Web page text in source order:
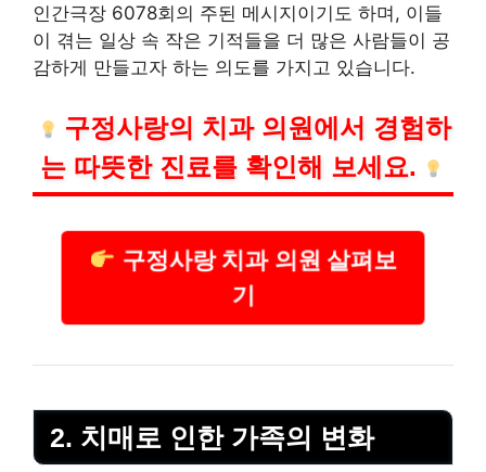
인간극장 6078회의 주된 메시지이기도 하며, 이들
이 겪는 일상 속 작은 기적들을 더 많은 사람들이 공
감하게 만들고자 하는 의도를 가지고 있습니다.
구정사랑의 치과 의원에서 경험하
는 따뜻한 진료를 확인해 보세요.
구정사랑 치과 의원 살펴보
기
2. 치매로 인한 가족의 변화